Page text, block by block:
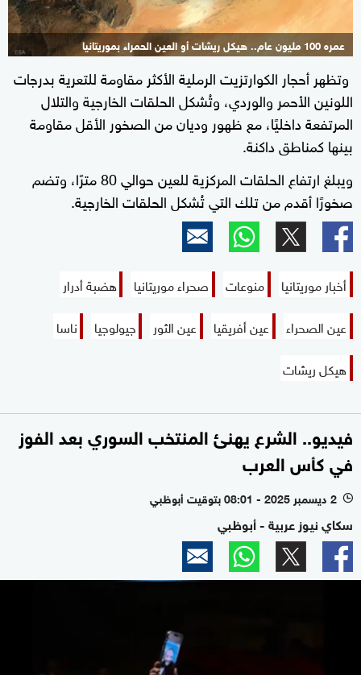
عمره 100 مليون عام.. هيكل ريشات أو العين الحمراء بموريتانيا
2+
وتظهر أحجار الكوارتزيت الرملية الأكثر مقاومة للتعرية بدرجات
اللونين الأحمر والوردي، وتُشكل الحلقات الخارجية والتلال
المرتفعة داخليًا، مع ظهور وديان من الصخور الأقل مقاومة
بينها كمناطق داكنة.
ويبلغ ارتفاع الحلقات المركزية للعين حوالي 80 مترًا، وتضم
صخورًا أقدم من تلك التي تُشكل الحلقات الخارجية.
أخبار موريتانيا منوعات صحراء موريتانيا
هضبة أدرار
عين الصحراء
عين أفريقيا عين الثور جيولوجيا
ناسا
هيكل ريشات
فيديو.. الشرع يهنئ المنتخب السوري بعد الفوز
في كأس العرب
l 2 ديسمبر 2025 - 08:01 بتوقيت أبوظبي
سكاي نيوز عربية - أبوظبي